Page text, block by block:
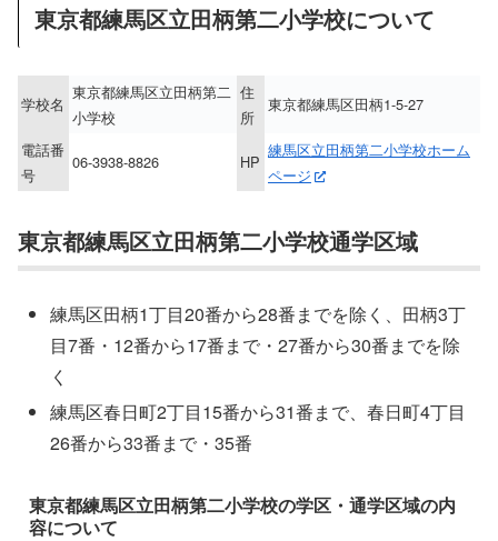
東京都練馬区立田柄第二小学校について
学校名
東京都練馬区立田柄第二
小学校
住
所
東京都練馬区田柄1-5-27
電話番
号
06-3938-8826 HP
練馬区立田柄第二小学校ホーム
ページ
東京都練馬区立田柄第二小学校通学区域
練馬区田柄1丁目20番から28番までを除く、田柄3丁
目7番・12番から17番まで・27番から30番までを除
く
練馬区春日町2丁目15番から31番まで、春日町4丁目
26番から33番まで・35番
東京都練馬区立田柄第二小学校の学区・通学区域の内
容について